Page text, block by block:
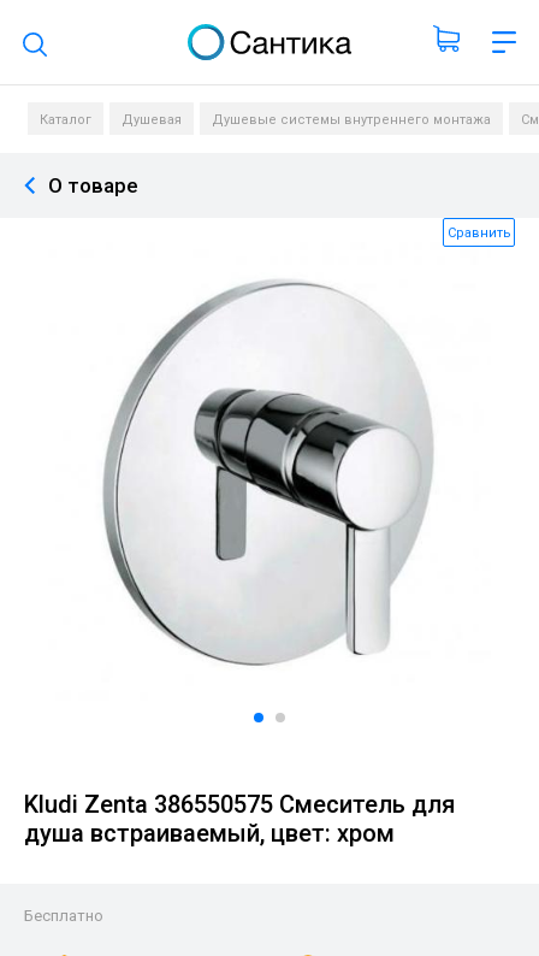
Поиск по каталогу
Каталог Душевая Душевые системы внутреннего монтажа
О товаре
Сравнить
Kludi Zenta 386550575 Смеситель для
душа встраиваемый, цвет: хром
Бесплатно